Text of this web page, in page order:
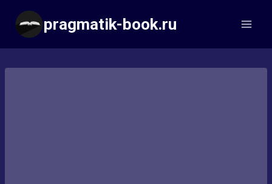
Перейти
содержимому
pragmatik-book.ru